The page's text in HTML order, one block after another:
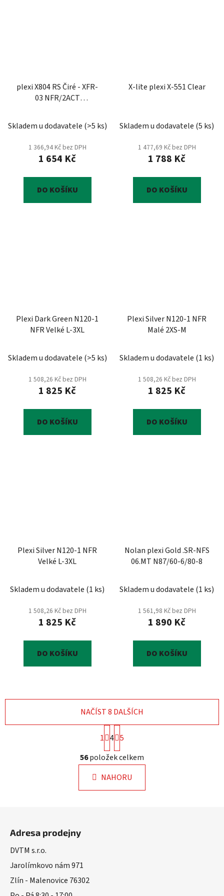
plexi X804 RS Čiré - XFR-
03 NFR/2ACT
Skladem u dodavatele (>5 ks)
1 366,94 Kč bez DPH
1 654 Kč
DO KOŠÍKU
X-lite plexi X-551 Clear
Skladem u dodavatele (5 ks)
1 477,69 Kč bez DPH
1 788 Kč
DO KOŠÍKU
Plexi Dark Green N120-1
NFR Velké L-3XL
Skladem u dodavatele (>5 ks)
1 508,26 Kč bez DPH
1 825 Kč
DO KOŠÍKU
Plexi Silver N120-1 NFR
Malé 2XS-M
Skladem u dodavatele (1 ks)
1 508,26 Kč bez DPH
1 825 Kč
DO KOŠÍKU
Plexi Silver N120-1 NFR
Velké L-3XL
Skladem u dodavatele (1 ks)
1 508,26 Kč bez DPH
1 825 Kč
DO KOŠÍKU
Nolan plexi Gold .SR-NFS
06.MT N87/60-6/80-8
Skladem u dodavatele (1 ks)
1 561,98 Kč bez DPH
1 890 Kč
DO KOŠÍKU
O
v
l
á
d
NAČÍST 8 DALŠÍCH
S
t
r
á
n
k
1 4 5
56položek celkem
NAHORU
Adresa prodejny
DVTM s.r.o.
Jarolímkovo nám 971
Zlín - Malenovice 76302